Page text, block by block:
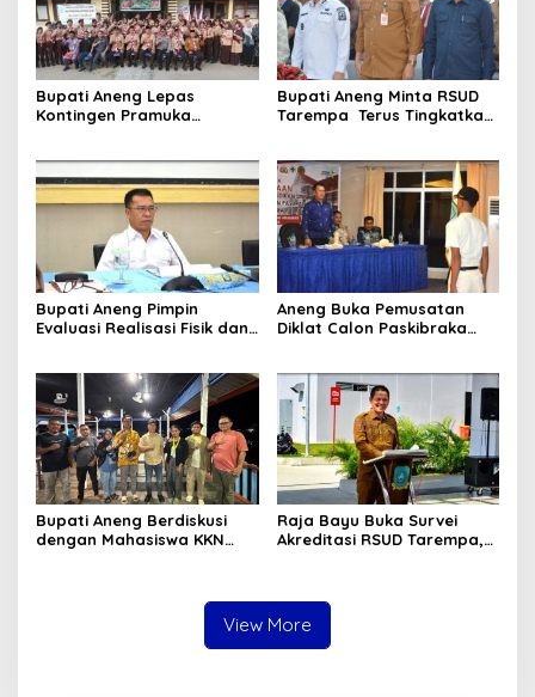
Bupati Aneng Lepas
Kontingen Pramuka
Bupati Aneng Minta RSUD
Tarempa Terus Tingkatkan
Bupati Aneng Pimpin
Evaluasi Realisasi Fisik dan
Aneng Buka Pemusatan
Diklat Calon Paskibraka
Kepemimpinan
Bupati Aneng Berdiskusi
dengan Mahasiswa KKN
Raja Bayu Buka Survei
Akreditasi RSUD Tarempa,
View More